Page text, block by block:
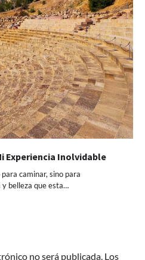
Experiencia Inolvidable
caminar, sino para
belleza que esta…
no será publicada. Los